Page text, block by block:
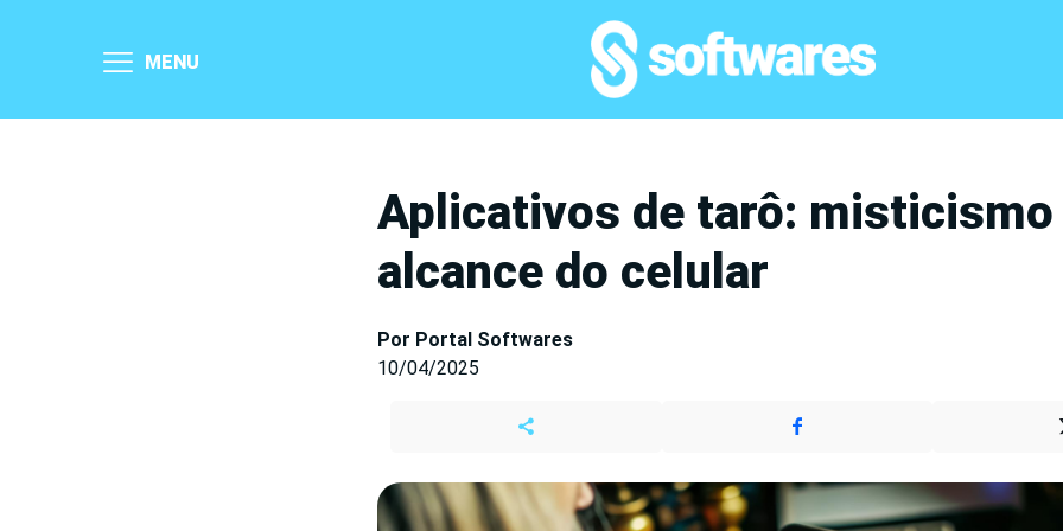
MENU
Aplicativos de tarô: misticismo
alcance do celular
Por Portal Softwares
10/04/2025